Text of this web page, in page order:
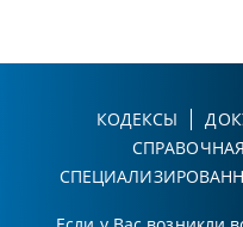
КОДЕКСЫ